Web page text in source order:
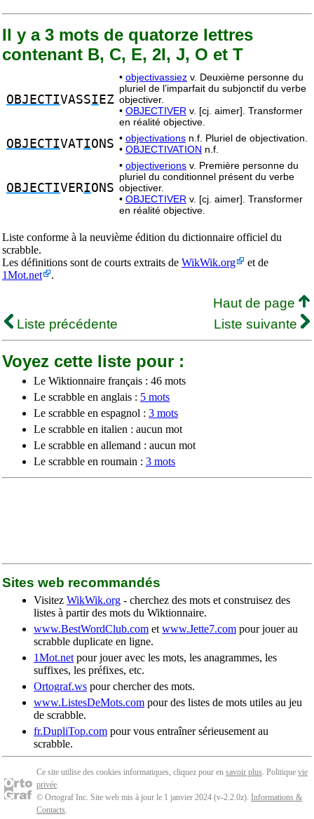
Il y a 3 mots de quatorze lettres
contenant B, C, E, 2I, J, O et T
OBJECTIVASSI EZ
• objectivassiez v. Deuxième personne du
pluriel de l’imparfait du subjonctif du verbe
objectiver.
• OBJECTIVER v. [cj. aimer]. Transformer
en réalité objective.
OBJECTIVATIONS • objectivations n.f. Pluriel de objectivation.
• OBJECTIVATION n.f.
OBJECTIVERIONS
• objectiverions v. Première personne du
pluriel du conditionnel présent du verbe
objectiver.
• OBJECTIVER v. [cj. aimer]. Transformer
en réalité objective.
Liste conforme à la neuvième édition du dictionnaire officiel du
scrabble.
Les définitions sont de courts extraits de WikWik.org
et de
1Mot.net
.
Haut de page
Liste précédente
Liste suivante
Voyez cette liste pour :
Le Wiktionnaire français : 46 mots
Le scrabble en anglais : 5 mots
Le scrabble en espagnol : 3 mots
Le scrabble en italien : aucun mot
Le scrabble en allemand : aucun mot
Le scrabble en roumain : 3 mots
Sites web recommandés
Visitez WikWik.org - cherchez des mots et construisez des
listes à partir des mots du Wiktionnaire.
www.BestWordClub.com et www.Jette7.com pour jouer au
scrabble duplicate en ligne.
1Mot.net pour jouer avec les mots, les anagrammes, les
suffixes, les préfixes, etc.
Ortograf.ws pour chercher des mots.
www.ListesDeMots.com pour des listes de mots utiles au jeu
de scrabble.
fr.DupliTop.com pour vous entraîner sérieusement au
scrabble.
Ce site utilise des cookies informatiques, cliquez pour en savoir plus. Politique vie
privée.
© Ortograf Inc. Site web mis à jour le 1 janvier 2024 (v-2.2.0z). Informations &
Contacts.